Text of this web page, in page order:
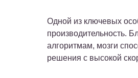
Одной из ключевых
производительность.
алгоритмам, мозги
решения с высокой